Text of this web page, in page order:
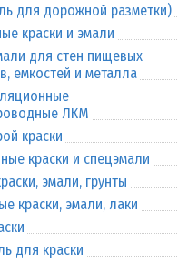
для дорожной разметки)
краски и эмали
для стен пищевых
емкостей и металла
ЛКМ
краски
краски и спецэмали
эмали, грунты
краски, эмали, лаки
для краски